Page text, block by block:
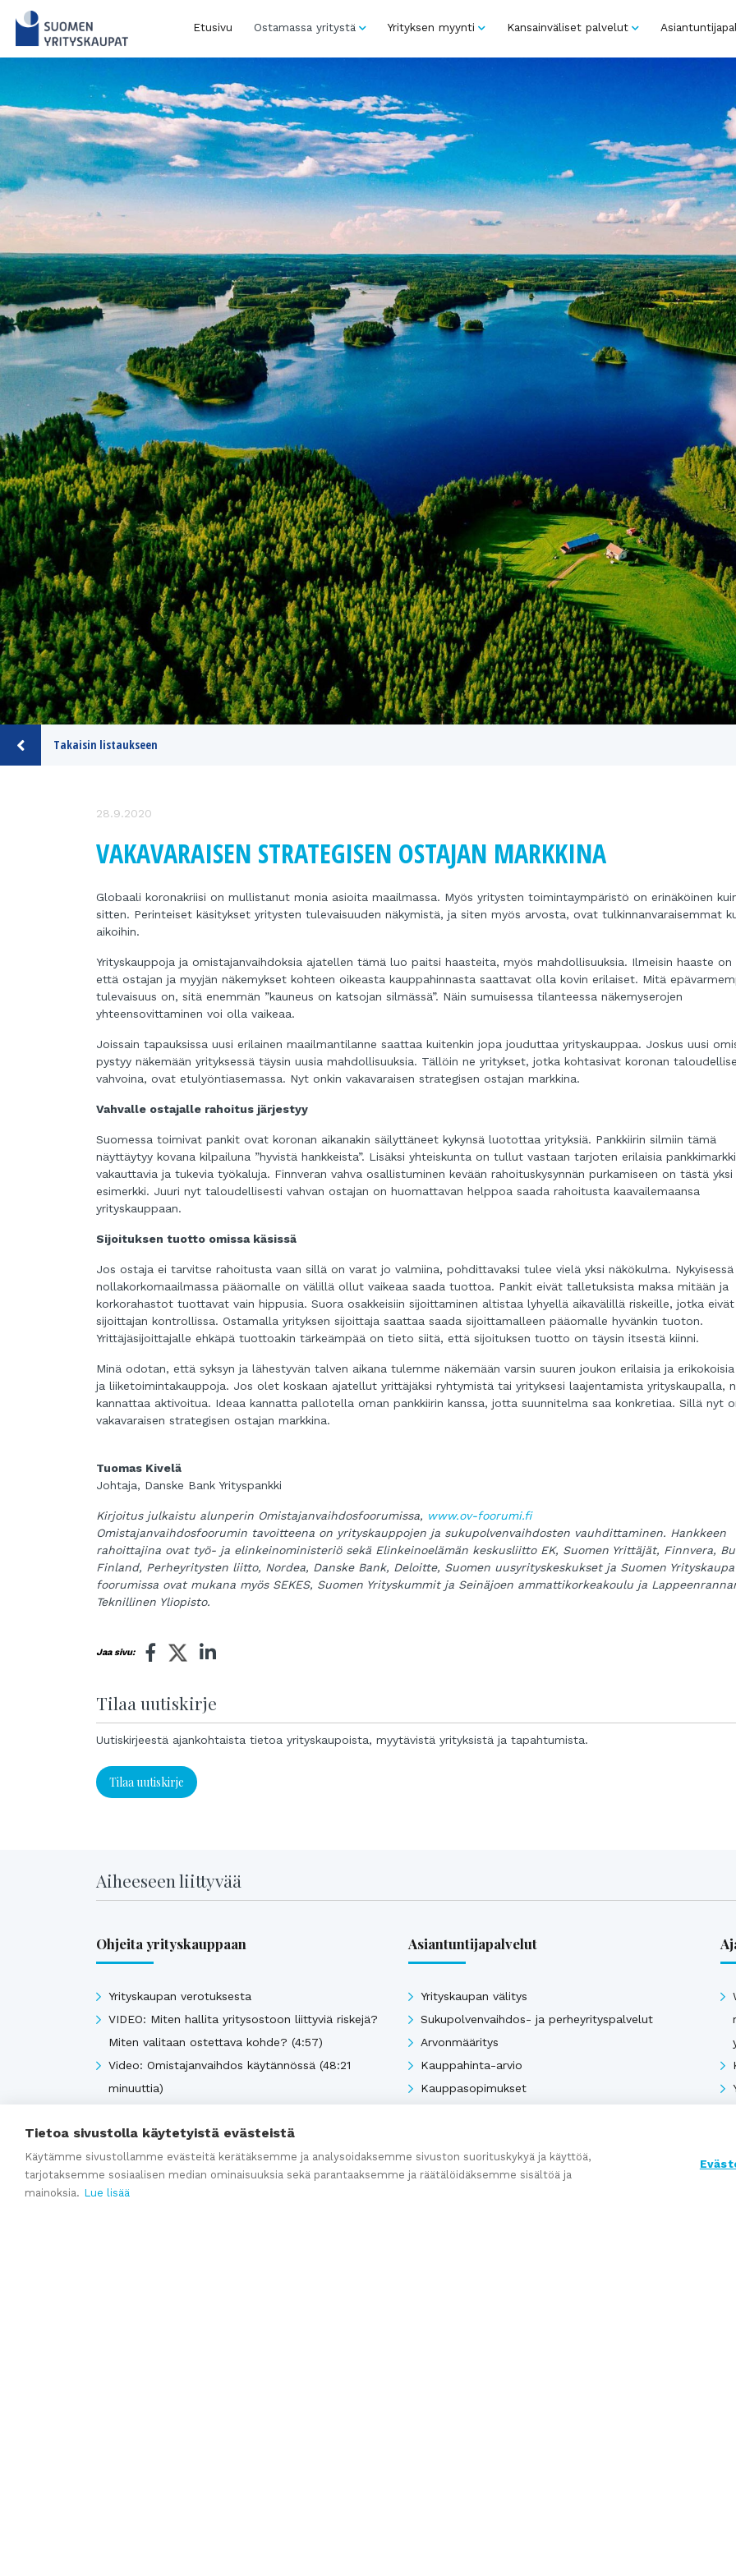
Etusivu Ostamassa yritystä Yrityksen myynti Kansainväliset palvelut
Takaisin listaukseen
28.9.2020
VAKAVARAISEN STRATEGISEN OSTAJAN MARKKINA
Globaali koronakriisi on mullistanut monia asioita maailmassa. Myös yritysten toimintaympäristö on erinäköinen
sitten. Perinteiset käsitykset yritysten tulevaisuuden näkymistä, ja siten myös arvosta, ovat tulkinnanvaraisemmat
aikoihin.
Yrityskauppoja ja omistajanvaihdoksia ajatellen tämä luo paitsi haasteita, myös mahdollisuuksia. Ilmeisin haaste on
että ostajan ja myyjän näkemykset kohteen oikeasta kauppahinnasta saattavat olla kovin erilaiset. Mitä
tulevaisuus on, sitä enemmän ”kauneus on katsojan silmässä”. Näin sumuisessa tilanteessa näkemyserojen
yhteensovittaminen voi olla vaikeaa.
Joissain tapauksissa uusi erilainen maailmantilanne saattaa kuitenkin jopa jouduttaa yrityskauppaa. Joskus uusi
pystyy näkemään yrityksessä täysin uusia mahdollisuuksia. Tällöin ne yritykset, jotka kohtasivat koronan
vahvoina, ovat etulyöntiasemassa. Nyt onkin vakavaraisen strategisen ostajan markkina.
Vahvalle ostajalle rahoitus järjestyy
Suomessa toimivat pankit ovat koronan aikanakin säilyttäneet kykynsä luotottaa yrityksiä. Pankkiirin silmiin tämä
näyttäytyy kovana kilpailuna ”hyvistä hankkeista”. Lisäksi yhteiskunta on tullut vastaan tarjoten erilaisia
vakauttavia ja tukevia työkaluja. Finnveran vahva osallistuminen kevään rahoituskysynnän purkamiseen on tästä yksi
esimerkki. Juuri nyt taloudellisesti vahvan ostajan on huomattavan helppoa saada rahoitusta kaavailemaansa
yrityskauppaan.
Sijoituksen tuotto omissa käsissä
Jos ostaja ei tarvitse rahoitusta vaan sillä on varat jo valmiina, pohdittavaksi tulee vielä yksi näkökulma. Nykyisessä
nollakorkomaailmassa pääomalle on välillä ollut vaikeaa saada tuottoa. Pankit eivät talletuksista maksa mitään ja
korkorahastot tuottavat vain hippusia. Suora osakkeisiin sijoittaminen altistaa lyhyellä aikavälillä riskeille, jotka
sijoittajan kontrollissa. Ostamalla yrityksen sijoittaja saattaa saada sijoittamalleen pääomalle hyvänkin tuoton.
Yrittäjäsijoittajalle ehkäpä tuottoakin tärkeämpää on tieto siitä, että sijoituksen tuotto on täysin itsestä kiinni.
Minä odotan, että syksyn ja lähestyvän talven aikana tulemme näkemään varsin suuren joukon erilaisia ja
ja liiketoimintakauppoja. Jos olet koskaan ajatellut yrittäjäksi ryhtymistä tai yrityksesi laajentamista yrityskaupalla,
kannattaa aktivoitua. Ideaa kannatta pallotella oman pankkiirin kanssa, jotta suunnitelma saa konkretiaa. Sillä nyt
vakavaraisen strategisen ostajan markkina.
Tuomas Kivelä
Johtaja, Danske Bank Yrityspankki
Kirjoitus julkaistu alunperin Omistajanvaihdosfoorumissa, www.ov-foorumi.fi
Omistajanvaihdosfoorumin tavoitteena on yrityskauppojen ja sukupolvenvaihdosten vauhdittaminen. Hankkeen
rahoittajina ovat työ- ja elinkeinoministeriö sekä Elinkeinoelämän keskusliitto EK, Suomen Yrittäjät, Finnvera,
Finland, Perheyritysten liitto, Nordea, Danske Bank, Deloitte, Suomen uusyrityskeskukset ja Suomen
foorumissa ovat mukana myös SEKES, Suomen Yrityskummit ja Seinäjoen ammattikorkeakoulu ja
Teknillinen Yliopisto.
Jaa sivu:
Tilaa uutiskirje
Uutiskirjeestä ajankohtaista tietoa yrityskaupoista, myytävistä yrityksistä ja tapahtumista.
Tilaa uutiskirje
Aiheeseen liittyvää
Ohjeita yrityskauppaan
Yrityskaupan verotuksesta
VIDEO: Miten hallita yritysostoon liittyviä riskejä?
Miten valitaan ostettava kohde? (4:57)
Video: Omistajanvaihdos käytännössä (48:21
minuuttia)
Yrityksen kauppahinta-arvio
Katso kaikki
Asiantuntijapalvelut
Yrityskaupan välitys
Sukupolvenvaihdos- ja perheyrityspalvelut
Arvonmääritys
Kauppahinta-arvio
Kauppasopimukset
Katso kaikki
Tietoa sivustolla käytetyistä evästeistä
Käytämme sivustollamme evästeitä kerätäksemme ja analysoidaksemme sivuston suorituskykyä ja käyttöä,
tarjotaksemme sosiaalisen median ominaisuuksia sekä parantaaksemme ja räätälöidäksemme sisältöä ja
mainoksia. Lue lisää